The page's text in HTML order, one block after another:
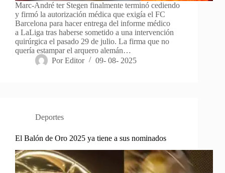
Marc-André ter Stegen finalmente terminó cediendo
y firmó la autorización médica que exigía el FC
Barcelona para hacer entrega del informe médico
a LaLiga tras haberse sometido a una intervención
quirúrgica el pasado 29 de julio. La firma que no
quería estampar el arquero alemán…
Por Editor 09- 08- 2025
Deportes
El Balón de Oro 2025 ya tiene a sus nominados